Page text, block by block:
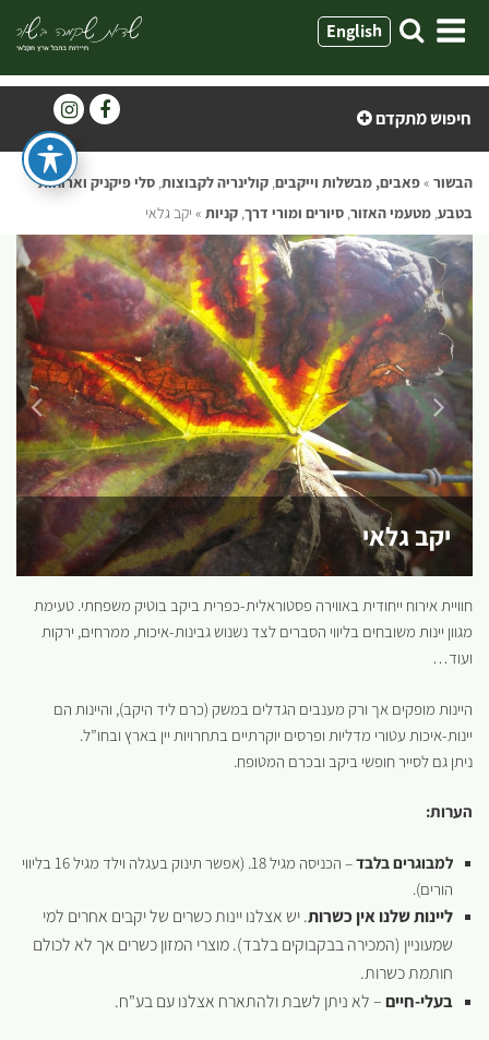
לתוכן
English
חיפוש מתקדם
הבשור »פאבים, מבשלות וייקבים, קולינריה לקבוצות, סלי פיקניק וארוחות
בטבע, מטעמי האזור, סיורים ומורי דרך, קניות » יקב גלאי
יקב גלאי
חוויית אירוח ייחודית באווירה פסטוראלית-כפרית ביקב בוטיק משפחתי. טעימת
מגוון יינות משובחים בליווי הסברים לצד נשנוש גבינות-איכות, ממרחים, ירקות
ועוד…
היינות מופקים אך ורק מענבים הגדלים במשק (כרם ליד היקב), והיינות הם
יינות-איכות עטורי מדליות ופרסים יוקרתיים בתחרויות יין בארץ ובחו”ל.
ניתן גם לסייר חופשי ביקב ובכרם המטופח.
הערות:
למבוגרים בלבד
– הכניסה מגיל 18. (אפשר תינוק בעגלה וילד מגיל 16 בליווי
הורים).
ליינות שלנו אין כשרות. יש אצלנו יינות כשרים של יקבים אחרים למי
שמעוניין (המכירה בבקבוקים בלבד). מוצרי המזון כשרים אך לא לכולם
חותמת כשרות.
בעלי-חיים – לא ניתן לשבת ולהתארח אצלנו עם בע"ח.